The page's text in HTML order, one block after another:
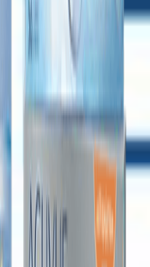
en aza indirir. Bu sayede lens
ve sağlıklı bir deneyim
Kalitesi
en net odaklanmayı
uzak veya yakın görüş
ve berrak bir görüş alanı elde
önleyerek güvenli bir
Edilmesi
yer alan bu ürünün
tutmak ve göz sağlığınızı
ve bakım kurallarına